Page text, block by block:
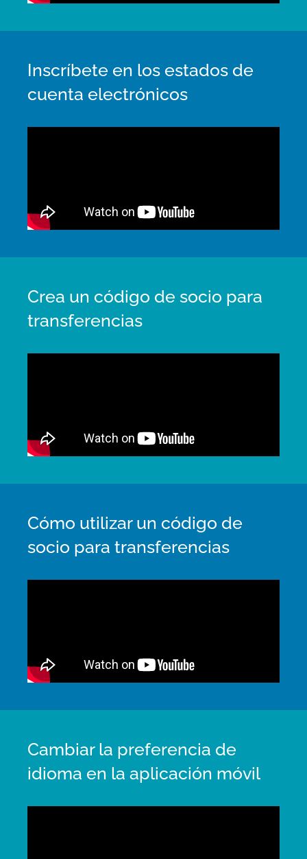
Inscríbete en los estados de
cuenta electrónicos
Crea un código de socio para
transferencias
Cómo utilizar un código de
socio para transferencias
Cambiar la preferencia de
idioma en la aplicación móvil